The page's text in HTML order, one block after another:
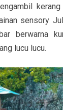
sensory
berwarna
lucu lucu.